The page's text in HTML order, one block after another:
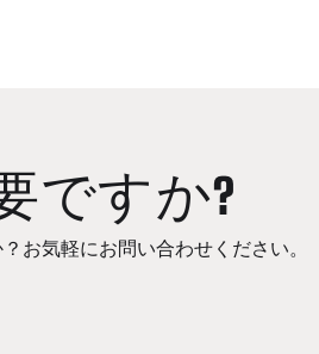
ですか?
お気軽にお問い合わせください。